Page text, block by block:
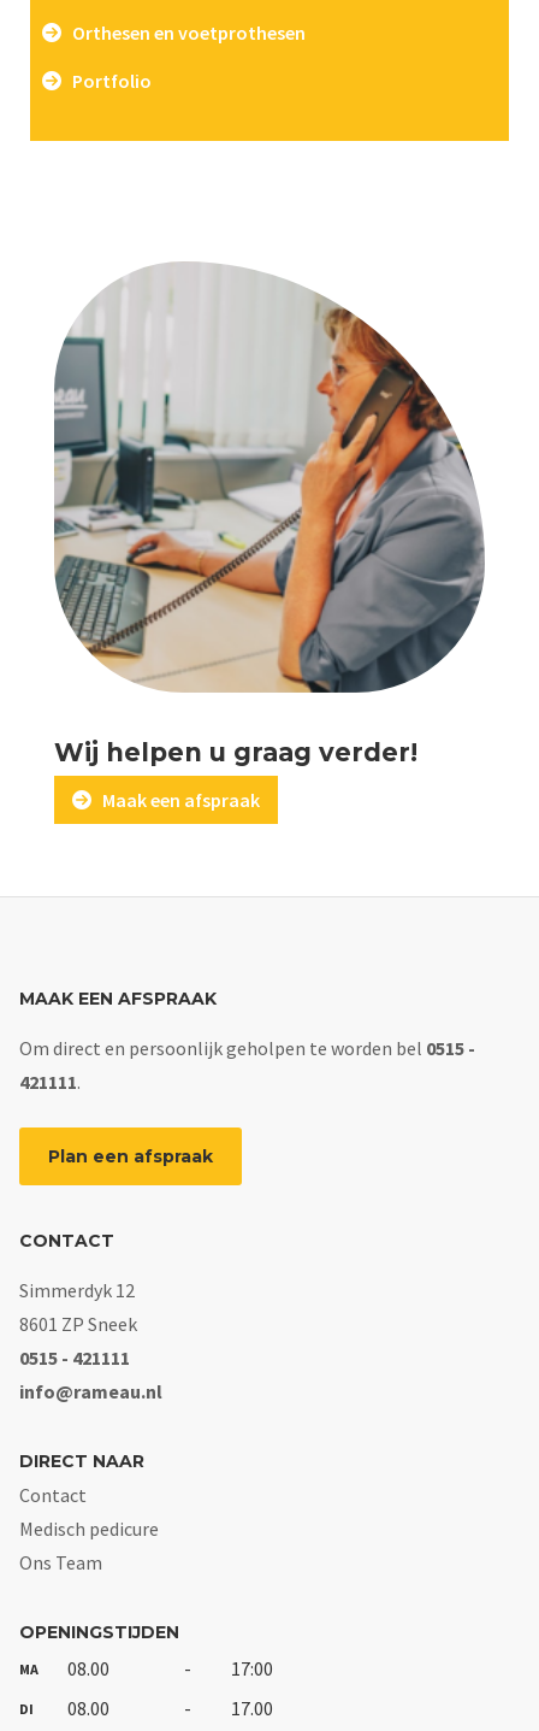
Orthesen en voetprothesen
Portfolio
Wij helpen u graag verder!
Maak een afspraak
MAAK EEN AFSPRAAK
Om direct en persoonlijk geholpen te worden bel 0515 -
421111.
Plan een afspraak
CONTACT
Simmerdyk 12
8601 ZP Sneek
0515 - 421111
info@rameau.nl
DIRECT NAAR
Contact
Medisch pedicure
Ons Team
OPENINGSTIJDEN
MA 08.00 - 17:00
DI 08.00 - 17.00